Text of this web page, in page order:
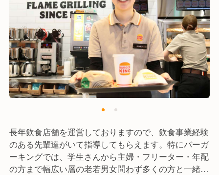
長年飲食店舗を運営しておりますので、飲食事業経験
のある先輩達がいて指導してもらえます。特にバーガ
ーキングでは、学生さんから主婦・フリーター・年配
の方まで幅広い層の老若男女問わず多くの方と一緒に